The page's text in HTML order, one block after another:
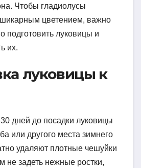
Чтобы гладиолусы
цветением, важно
подготовить луковицы и
их.
луковицы к
дней до посадки луковицы
или другого места зимнего
удаляют плотные чешуйки
не задеть нежные ростки,